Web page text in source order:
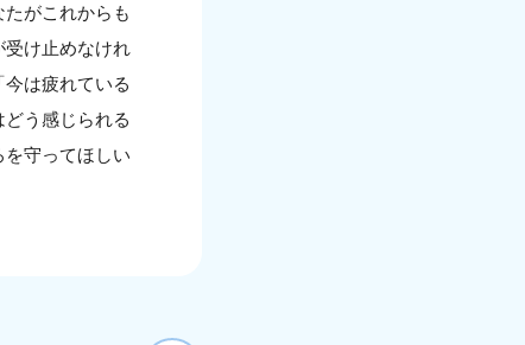
がこれからも
受け止めなけれ
は疲れている
う感じられる
守ってほしい